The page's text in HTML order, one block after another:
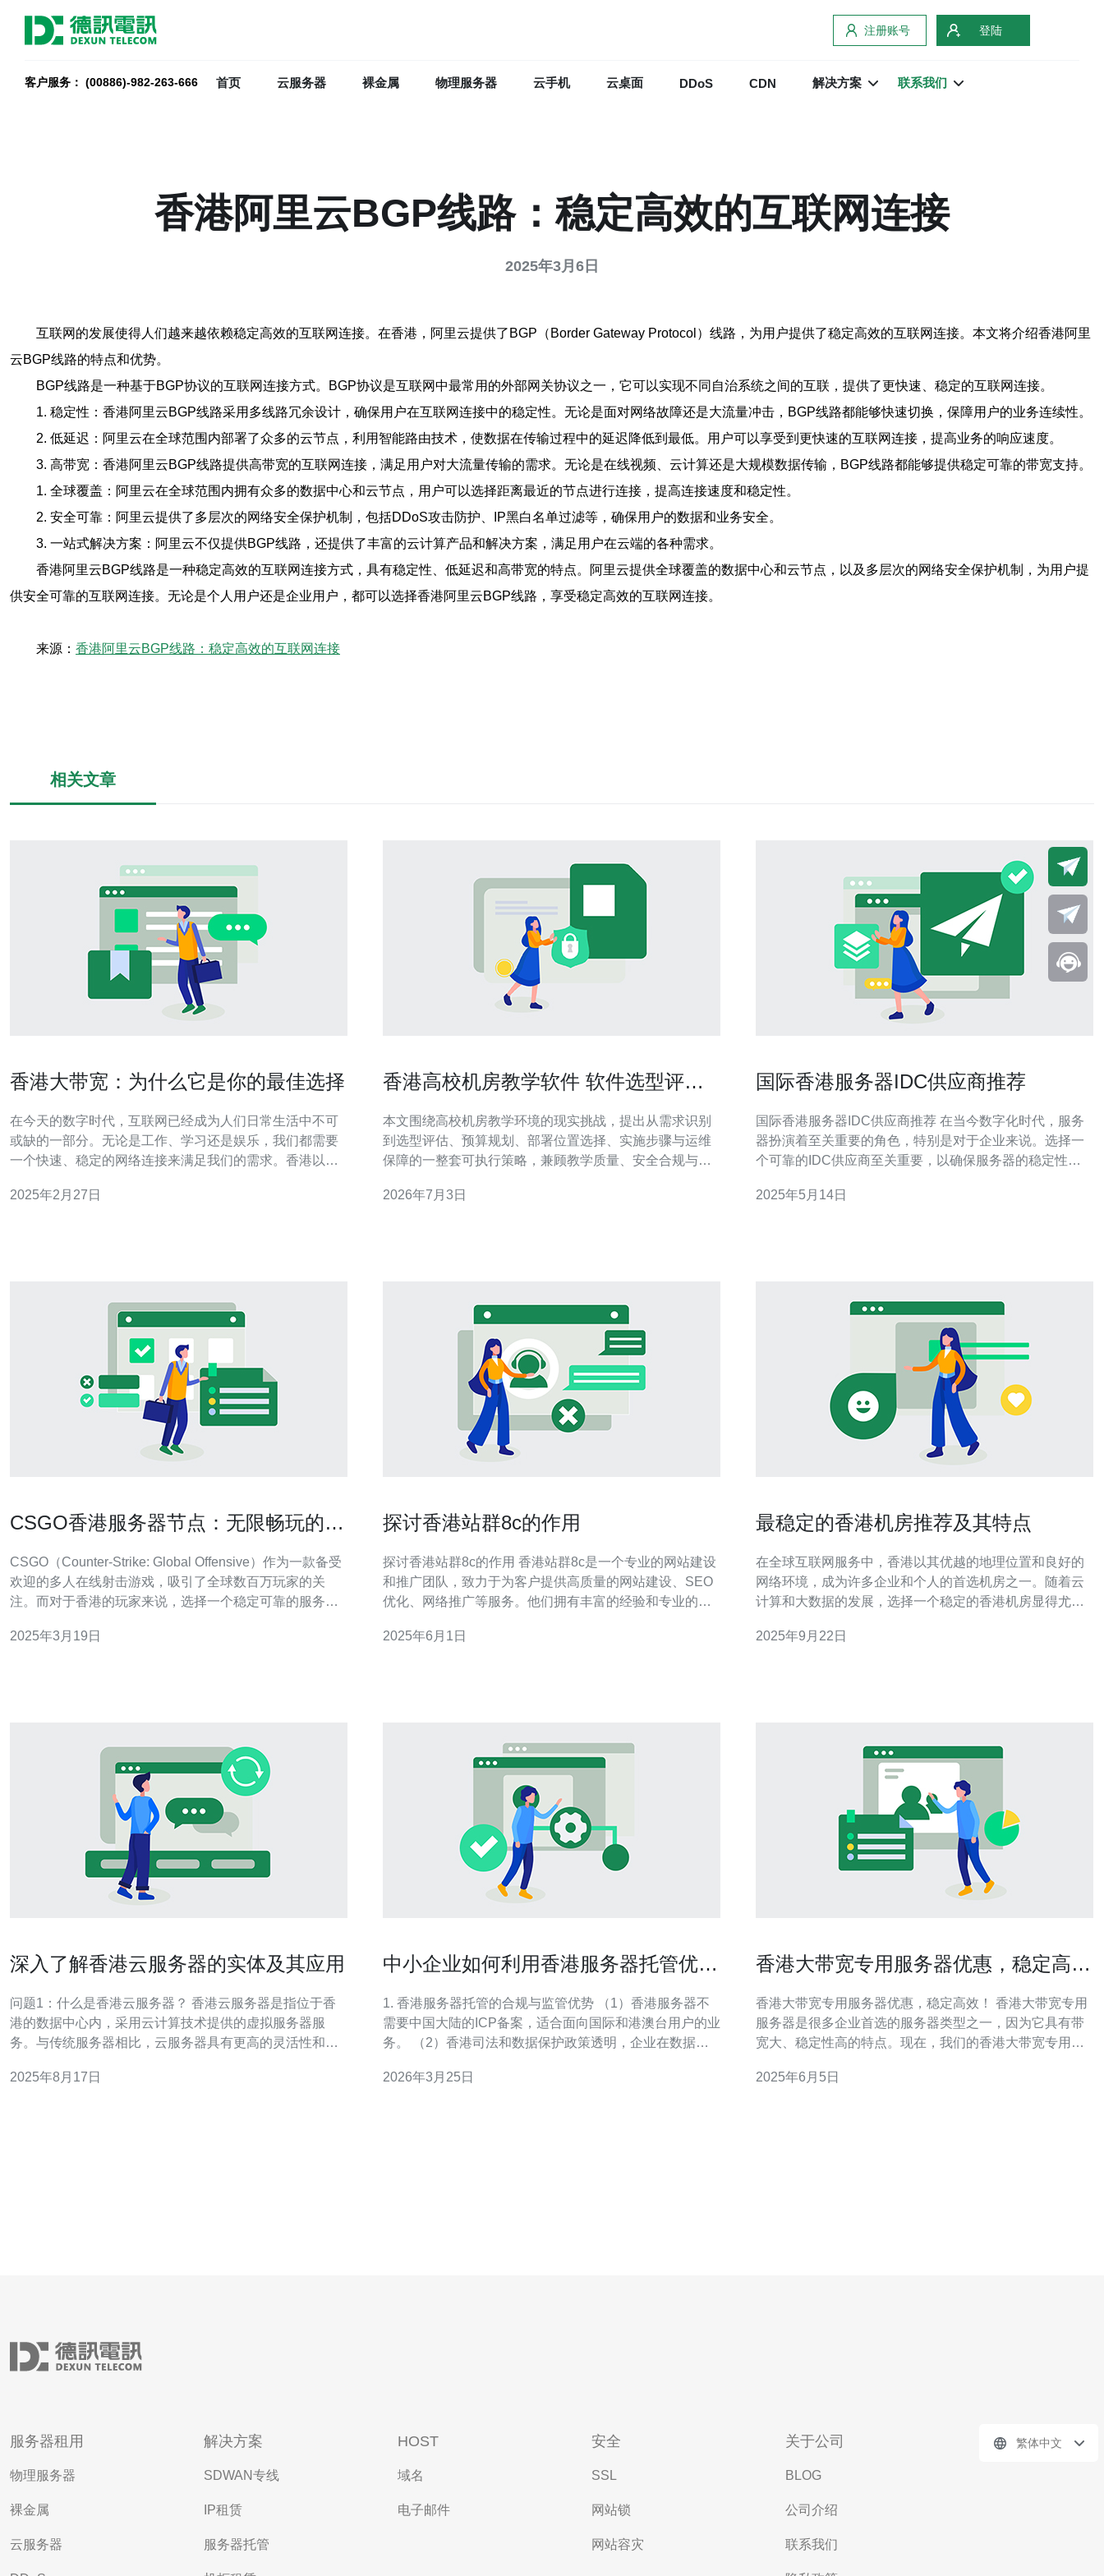
注册账号 登陆
客户服务： (00886)-982-263-666 首页 云服务器 裸金属 物理服务器 云手机 云桌面 DDoS CDN 解决方案 联系我们
香港阿里云BGP线路：稳定高效的互联网连接
2025年3月6日
互联网的发展使得人们越来越依赖稳定高效的互联网连接。在香港，阿里云提供了BGP（Border Gateway Protocol）线路，为用户提供了稳定高效的互联网连接。本文将介绍香港阿里
云BGP线路的特点和优势。
BGP线路是一种基于BGP协议的互联网连接方式。BGP协议是互联网中最常用的外部网关协议之一，它可以实现不同自治系统之间的互联，提供了更快速、稳定的互联网连接。
1. 稳定性：香港阿里云BGP线路采用多线路冗余设计，确保用户在互联网连接中的稳定性。无论是面对网络故障还是大流量冲击，BGP线路都能够快速切换，保障用户的业务连续性。
2. 低延迟：阿里云在全球范围内部署了众多的云节点，利用智能路由技术，使数据在传输过程中的延迟降低到最低。用户可以享受到更快速的互联网连接，提高业务的响应速度。
3. 高带宽：香港阿里云BGP线路提供高带宽的互联网连接，满足用户对大流量传输的需求。无论是在线视频、云计算还是大规模数据传输，BGP线路都能够提供稳定可靠的带宽支持。
1. 全球覆盖：阿里云在全球范围内拥有众多的数据中心和云节点，用户可以选择距离最近的节点进行连接，提高连接速度和稳定性。
2. 安全可靠：阿里云提供了多层次的网络安全保护机制，包括DDoS攻击防护、IP黑白名单过滤等，确保用户的数据和业务安全。
3. 一站式解决方案：阿里云不仅提供BGP线路，还提供了丰富的云计算产品和解决方案，满足用户在云端的各种需求。
香港阿里云BGP线路是一种稳定高效的互联网连接方式，具有稳定性、低延迟和高带宽的特点。阿里云提供全球覆盖的数据中心和云节点，以及多层次的网络安全保护机制，为用户提
供安全可靠的互联网连接。无论是个人用户还是企业用户，都可以选择香港阿里云BGP线路，享受稳定高效的互联网连接。
来源： 香港阿里云BGP线路：稳定高效的互联网连接
相关文章
香港大带宽：为什么它是你的最佳选择
在今天的数字时代，互联网已经成为人们日常生活中不可
或缺的一部分。无论是工作、学习还是娱乐，我们都需要
一个快速、稳定的网络连接来满足我们的需求。香港以其
讨香港大带宽的优势和为什么它是你的最佳选择。 香港作
2025年2月27日
香港高校机房教学软件 软件选型评估
本文围绕高校机房教学环境的现实挑战，提出从需求识别
到选型评估、预算规划、部署位置选择、实施步骤与运维
保障的一整套可执行策略，兼顾教学质量、安全合规与长
稳步推进信息化建设。 为什么香港高校必须重视机房教学
2026年7月3日
国际香港服务器IDC供应商推荐
国际香港服务器IDC供应商推荐 在当今数字化时代，服务
器扮演着至关重要的角色，特别是对于企业来说。选择一
个可靠的IDC供应商至关重要，以确保服务器的稳定性和
崇，许多企业选择在香港搭建服务器来获得更好的服务和
2025年5月14日
CSGO香港服务器节点：无限畅玩的选
CSGO（Counter-Strike: Global Offensive）作为一款备受
欢迎的多人在线射击游戏，吸引了全球数百万玩家的关
注。而对于香港的玩家来说，选择一个稳定可靠的服务器
心，拥有先进的网络基础设施和高速互联网连接，这使得
2025年3月19日
探讨香港站群8c的作用
探讨香港站群8c的作用 香港站群8c是一个专业的网站建设
和推广团队，致力于为客户提供高质量的网站建设、SEO
优化、网络推广等服务。他们拥有丰富的经验和专业的技
多的流量和客户。 香港站群8c的主要作用包括： 1. 网站建
2025年6月1日
最稳定的香港机房推荐及其特点
在全球互联网服务中，香港以其优越的地理位置和良好的
网络环境，成为许多企业和个人的首选机房之一。随着云
计算和大数据的发展，选择一个稳定的香港机房显得尤为
帮助您做出明智的选择。 首先，我们需要了解什么是香港
2025年9月22日
深入了解香港云服务器的实体及其应用
问题1：什么是香港云服务器？ 香港云服务器是指位于香
港的数据中心内，采用云计算技术提供的虚拟服务器服
务。与传统服务器相比，云服务器具有更高的灵活性和可
务器通常采用虚拟化技术，将物理服务器的资源划分为多
2025年8月17日
中小企业如何利用香港服务器托管优势
1. 香港服务器托管的合规与监管优势 （1）香港服务器不
需要中国大陆的ICP备案，适合面向国际和港澳台用户的业
务。 （2）香港司法和数据保护政策透明，企业在数据传
备案和审批流程可以快速上线，缩短平均上线时间30%以
2026年3月25日
香港大带宽专用服务器优惠，稳定高
香港大带宽专用服务器优惠，稳定高效！ 香港大带宽专用
服务器是很多企业首选的服务器类型之一，因为它具有带
宽大、稳定性高的特点。现在，我们的香港大带宽专用服
提供最优质的托管解决方案。 香港作为一个国际化大都
2025年6月5日
服务器租用
物理服务器
裸金属
云服务器
解决方案
SDWAN专线
IP租赁
服务器托管
HOST
域名
电子邮件
安全
SSL
网站锁
网站容灾
关于公司
BLOG
公司介绍
联系我们
繁体中文